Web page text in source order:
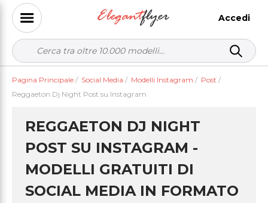
Accedi
Pagina Principale / Social Media / Modelli Instagram / Post /
Reggaeton Dj Night Post su Instagram
REGGAETON DJ NIGHT
POST SU INSTAGRAM -
MODELLI GRATUITI DI
SOCIAL MEDIA IN FORMATO